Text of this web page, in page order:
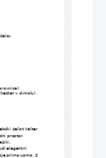
v d-molu),
čelist Valter
prostor,
elegantni
primo uomo. S